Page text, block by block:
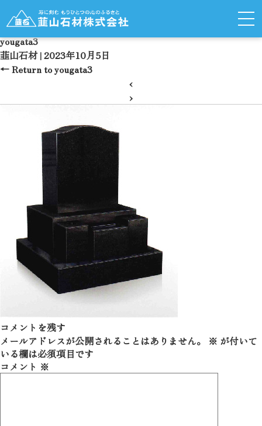
yougata3
韮山石材 |2023年10月5日
←Return to yougata3
‹
›
コメントを残す
メールアドレスが公開されることはありません。
※ が付いて
いる欄は必須項目です
コメント ※